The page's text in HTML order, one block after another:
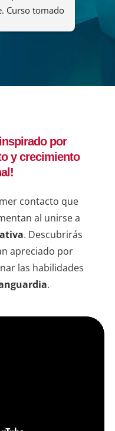
Curso tomado
por
y crecimiento
contacto que
al unirse a
. Descubrirás
apreciado por
las habilidades
.